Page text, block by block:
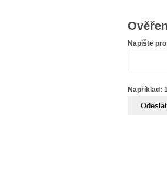
Napište
Například: